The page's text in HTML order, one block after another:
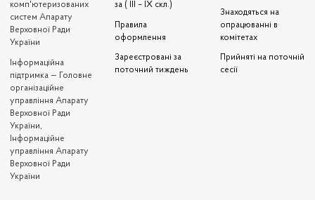
комп'ютеризованих
систем Апарату
Верховної Ради
України
Iнформаційна
підтримка — Головне
організаційне
управління Апарату
Верховної Ради
України,
Інформаційне
управління Апарату
Верховної Ради
України
за ( III – IX скл.)
Правила
оформлення
Зареєстровані за
поточний тиждень
Знаходяться на
опрацюванні в
комітетах
Прийняті на поточній
сесії